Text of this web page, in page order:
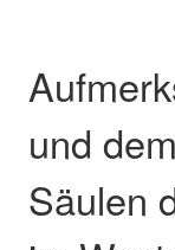
und
Säulen